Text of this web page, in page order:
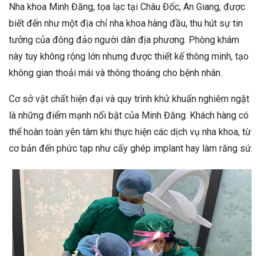
Nha khoa Minh Đăng, tọa lạc tại Châu Đốc, An Giang, được
biết đến như một địa chỉ nha khoa hàng đầu, thu hút sự tin
tưởng của đông đảo người dân địa phương. Phòng khám
này tuy không rộng lớn nhưng được thiết kế thông minh, tạo
không gian thoải mái và thông thoáng cho bệnh nhân.
Cơ sở vật chất hiện đại và quy trình khử khuẩn nghiêm ngặt
là những điểm mạnh nổi bật của Minh Đăng. Khách hàng có
thể hoàn toàn yên tâm khi thực hiện các dịch vụ nha khoa, từ
cơ bản đến phức tạp như cấy ghép implant hay làm răng sứ.